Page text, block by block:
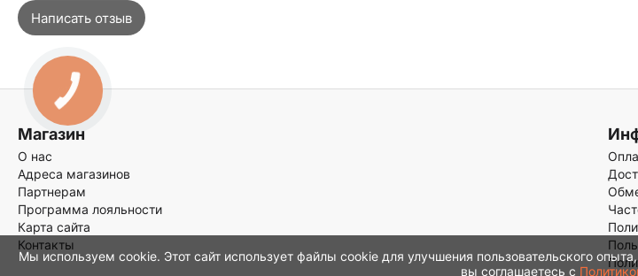
Написать отзыв
Магазин
О нас
Адреса магазинов
Партнерам
Программа лояльности
Карта сайта
Контакты
Мы используем cookie. Этот сайт использует файлы cookie для улучшения пользовательского
вы соглашаетесь с